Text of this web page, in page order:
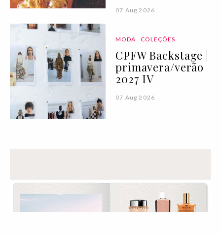
07 Aug 2026
MODA COLEÇÕES
CPFW Backstage |
primavera/verão
2027 IV
07 Aug 2026